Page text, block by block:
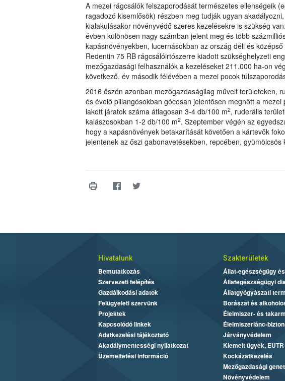
A mezei rágcsálók felszaporodását természetes ellenségeik
ragadozó kisemlősök) részben meg tudják ugyan
kialakulásakor növényvédő szeres kezelésekre is szükség
évben különösen nagy számban jelent meg és több
kapásnövényekben, lucernásokban az ország déli és
Redentin 75 RB rágcsálóirtószerre kiadott szükséghelyzeti
mezőgazdasági felhasználók a kezeléseket 211.000 ha-on
következő. év második félévében a mezei pocok
2016 őszén azonban mezőgazdaságilag művelt területeken,
és évelő pillangósokban gócosan jelentősen megnőtt a
lakott járatok száma átlagosan 3-4 db/100 m2, ruderális
kalászosokban 1-2 db/100 m2. Szeptember végén az
hogy a kapásnövények betakarítását követően a kártevők
jelentenek az őszi gabonavetésekben, repcében,
Hivatalunk
Bemutatkozás
Szervezeti felépítés
Gazdálkodási adatok
Felügyeleti szervünk
Projektek
Kapcsolódó linkek
Adatkezelési tájékoztató
Akadálymentességi nyilatkozat
Üzemeltetési információ
Szakterületek
Állat-egészségügy
Állategészségügyi
Állatgyógyászati
Borászat és
Élelmiszer- és
Élelmiszerlánc-
Járványvédelem
Kiemelt ügyek, EUTR
Kockázatkezelés
Mezőgazdasági
Növényvédelem